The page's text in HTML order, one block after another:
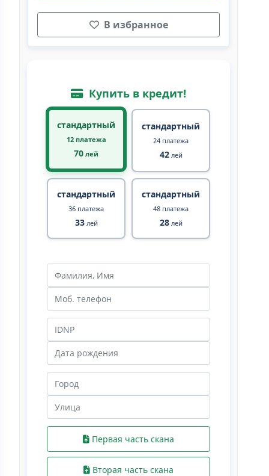
В избранное
Купить в кредит!
стандартный
12 платежа
70 лей
стандартный
24 платежа
42лей
стандартный
36 платежа
33лей
стандартный
48 платежа
28лей
Первая часть скана
Вторая часть скана